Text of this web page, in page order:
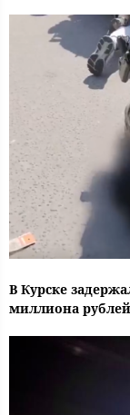
В Курске
миллиона рублей